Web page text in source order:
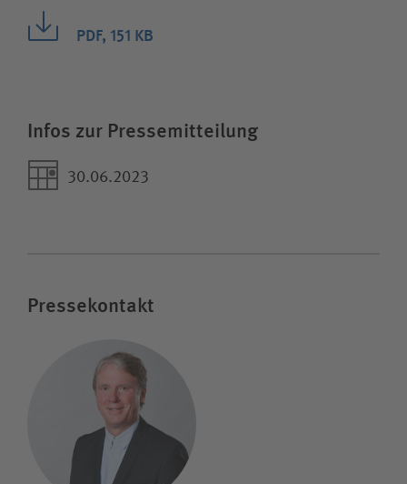
PDF, 151 KB
Infos zur Pressemitteilung
30.06.2023
Pressekontakt